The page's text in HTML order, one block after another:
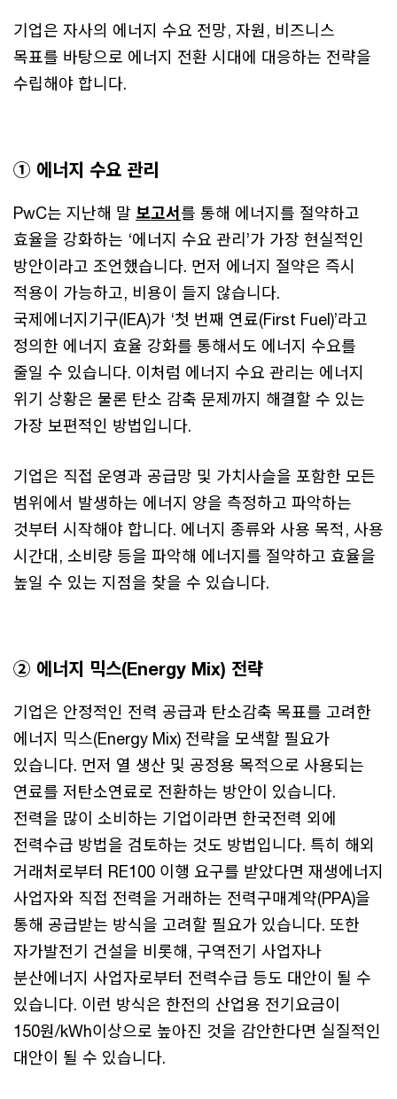
기업은 자사의 에너지 수요 전망, 자원, 비즈니스
목표를 바탕으로 에너지 전환 시대에 대응하는 전략을
수립해야 합니다.
① 에너지 수요 관리
PwC는 지난해 말 보고서를 통해 에너지를 절약하고
효율을 강화하는 ‘에너지 수요 관리’가 가장 현실적인
방안이라고 조언했습니다. 먼저 에너지 절약은 즉시
적용이 가능하고, 비용이 들지 않습니다.
국제에너지기구(IEA)가 ‘첫 번째 연료(First Fuel)’라고
정의한 에너지 효율 강화를 통해서도 에너지 수요를
줄일 수 있습니다. 이처럼 에너지 수요 관리는 에너지
위기 상황은 물론 탄소 감축 문제까지 해결할 수 있는
가장 보편적인 방법입니다.
기업은 직접 운영과 공급망 및 가치사슬을 포함한 모든
범위에서 발생하는 에너지 양을 측정하고 파악하는
것부터 시작해야 합니다. 에너지 종류와 사용 목적, 사용
시간대, 소비량 등을 파악해 에너지를 절약하고 효율을
높일 수 있는 지점을 찾을 수 있습니다.
② 에너지 믹스(Energy Mix) 전략
기업은 안정적인 전력 공급과 탄소감축 목표를 고려한
에너지 믹스(Energy Mix) 전략을 모색할 필요가
있습니다. 먼저 열 생산 및 공정용 목적으로 사용되는
연료를 저탄소연료로 전환하는 방안이 있습니다.
전력을 많이 소비하는 기업이라면 한국전력 외에
전력수급 방법을 검토하는 것도 방법입니다. 특히 해외
거래처로부터 RE100 이행 요구를 받았다면 재생에너지
사업자와 직접 전력을 거래하는 전력구매계약(PPA)을
통해 공급받는 방식을 고려할 필요가 있습니다. 또한
자가발전기 건설을 비롯해, 구역전기 사업자나
분산에너지 사업자로부터 전력수급 등도 대안이 될 수
있습니다. 이런 방식은 한전의 산업용 전기요금이
150원/kWh이상으로 높아진 것을 감안한다면 실질적인
대안이 될 수 있습니다.